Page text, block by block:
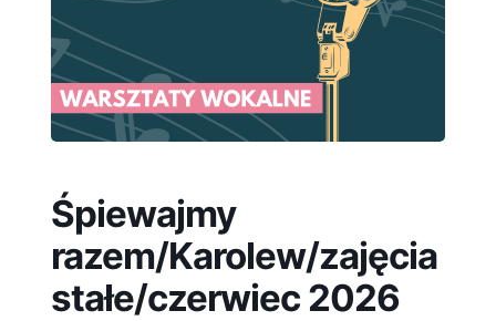
Śpiewajmy
razem/Karolew/zajęcia
stałe/czerwiec 2026